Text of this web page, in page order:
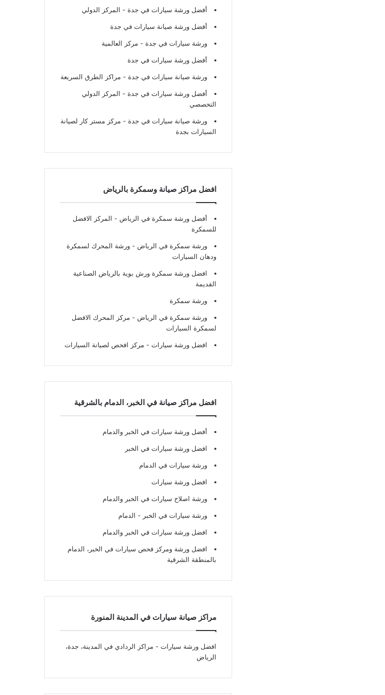
أفضل ورشة سيارات في جدة - المركز الدولي
أفضل ورشة صيانة سيارات في جدة
ورشة سيارات في جدة - مركز العالمية
أفضل ورشة سيارات في جدة
ورشة صيانة سيارات في جدة - مراكز الطرق السريعة
أفضل ورشة سيارات في جدة - المركز الدولي
التخصصي
ورشة صيانة سيارات في جدة - مركز مستر كار لصيانة
السيارات بجدة
افضل مراكز صيانة وسمكرة بالرياض
أفضل ورشة سمكرة في الرياض - المركز الافضل
للسمكرة
ورشة سمكرة في الرياض - ورشة المحرك لسمكرة
ودهان السيارات
افضل ورشة سمكرة ورش بوية بالرياض الصناعية
القديمة
ورشة سمكرة
ورشة سمكرة في الرياض - مركز المحرك الافضل
لسمكرة السيارات
افضل ورشة سيارات - مركز افحص لصيانة السيارات
افضل مراكز صيانة في الخبر، الدمام بالشرقية
أفضل ورشة سيارات في الخبر والدمام
افضل ورشة سيارات في الخبر
ورشة سيارات في الدمام
افضل ورشة سيارات
ورشة اصلاح سيارات في الخبر والدمام
ورشة سيارات في الخبر - الدمام
افضل ورشة سيارات في الخبر والدمام
افضل ورشة ومركز فحص سيارات في الخبر، الدمام
بالمنطقة الشرقية
مراكز صيانة سيارات في المدينة المنورة
افضل ورشة سيارات - مراكز الردادي في المدينة، جدة،
الرياض